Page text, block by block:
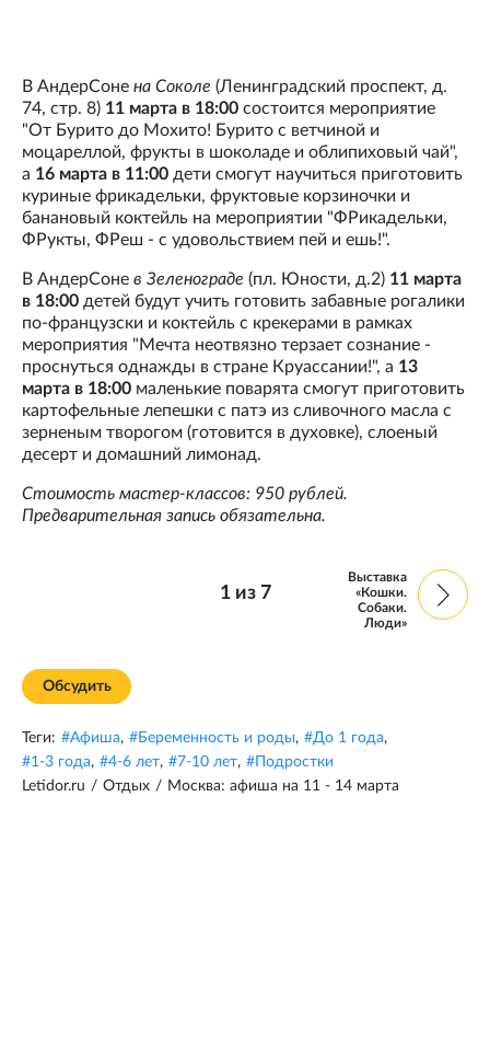
В АндерСоне на Соколе (Ленинградский проспект, д.
74, стр. 8) 11 марта в 18:00 состоится мероприятие
"От Бурито до Мохито! Бурито с ветчиной и
моцареллой, фрукты в шоколаде и облипиховый чай",
а 16 марта в 11:00 дети смогут научиться приготовить
куриные фрикадельки, фруктовые корзиночки и
банановый коктейль на мероприятии "ФРикадельки,
ФРукты, ФРеш - с удовольствием пей и ешь!".
В АндерСоне в Зеленограде (пл. Юности, д.2) 11 марта
в 18:00 детей будут учить готовить забавные рогалики
по-французски и коктейль с крекерами в рамках
мероприятия "Мечта неотвязно терзает сознание -
проснуться однажды в стране Круассании!", а 13
марта в 18:00 маленькие поварята смогут приготовить
картофельные лепешки с патэ из сливочного масла с
зерненым творогом (готовится в духовке), слоеный
десерт и домашний лимонад.
Стоимость мастер-классов: 950 рублей.
Предварительная запись обязательна.
1из 7
Выставка
«Кошки.
Собаки.
Люди»
Обсудить
Теги: #Афиша, #Беременность и роды, #До 1 года,
#1-3 года, #4-6 лет, #7-10 лет, # Подростки
Letidor.ru / Отдых / Москва: афиша на 11 - 14 марта